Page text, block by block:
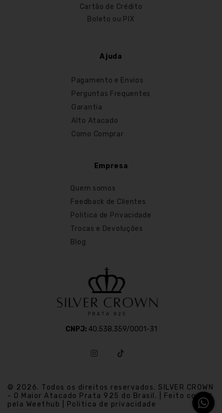
Cartão de Crédito
Boleto ou PIX
Ajuda
Pagamento e Envios
Perguntas Frequentes
Garantia
Alto Atacado
Como Comprar
Empresa
Quem somos
Feedback de Clientes
Politica de Privacidade
Trocas e Devoluções
Blog
CNPJ: 40.538.359/0001-31
© 2026. Todos os direitos reservados. SILVER CROWN
- O Maior Atacado Prata 925 do Brasil. | Feito com
pela Weethub | Politica de privacidade